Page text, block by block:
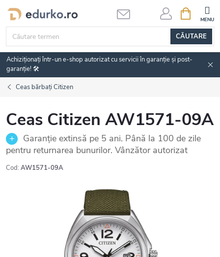
Treci
conținut
CĂUTARE
DE
Achiziționați într-un e-shop autorizat cu servicii în garanție și post-
garanție! 🛠️
Ceas bărbați Citizen
Ceas Citizen AW1571-09A
Garanție extinsă pe 5 ani. Până la 100 de zile
pentru returnarea bunurilor. Vânzător autorizat
Cod: AW1571-09A